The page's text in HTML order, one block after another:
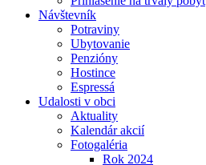
Návštevník
Potraviny
Ubytovanie
Penzióny
Hostince
Espressá
Udalosti v obci
Aktuality
Kalendár akcií
Fotogaléria
Rok 2024